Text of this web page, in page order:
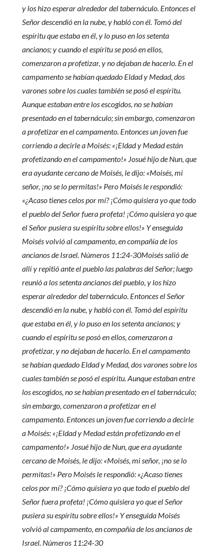
y los hizo esperar alrededor del tabernáculo. Entonces el
Señor descendió en la nube, y habló con él. Tomó del
espíritu que estaba en él, y lo puso en los setenta
ancianos; y cuando el espíritu se posó en ellos,
comenzaron a profetizar, y no dejaban de hacerlo. En el
campamento se habían quedado Eldad y Medad, dos
varones sobre los cuales también se posó el espíritu.
Aunque estaban entre los escogidos, no se habían
presentado en el tabernáculo; sin embargo, comenzaron
a profetizar en el campamento. Entonces un joven fue
corriendo a decirle a Moisés: «¡Eldad y Medad están
profetizando en el campamento!» Josué hijo de Nun, que
era ayudante cercano de Moisés, le dijo: «Moisés, mi
señor, ¡no se lo permitas!» Pero Moisés le respondió:
«¿Acaso tienes celos por mí? ¡Cómo quisiera yo que todo
el pueblo del Señor fuera profeta! ¡Cómo quisiera yo que
el Señor pusiera su espíritu sobre ellos!» Y enseguida
Moisés volvió al campamento, en compañía de los
ancianos de Israel. Números 11:24-30Moisés salió de
allí y repitió ante el pueblo las palabras del Señor; luego
reunió a los setenta ancianos del pueblo, y los hizo
esperar alrededor del tabernáculo. Entonces el Señor
descendió en la nube, y habló con él. Tomó del espíritu
que estaba en él, y lo puso en los setenta ancianos; y
cuando el espíritu se posó en ellos, comenzaron a
profetizar, y no dejaban de hacerlo. En el campamento
se habían quedado Eldad y Medad, dos varones sobre los
cuales también se posó el espíritu. Aunque estaban entre
los escogidos, no se habían presentado en el tabernáculo;
sin embargo, comenzaron a profetizar en el
campamento. Entonces un joven fue corriendo a decirle
a Moisés: «¡Eldad y Medad están profetizando en el
campamento!» Josué hijo de Nun, que era ayudante
cercano de Moisés, le dijo: «Moisés, mi señor, ¡no se lo
permitas!» Pero Moisés le respondió: «¿Acaso tienes
celos por mí? ¡Cómo quisiera yo que todo el pueblo del
Señor fuera profeta! ¡Cómo quisiera yo que el Señor
pusiera su espíritu sobre ellos!» Y enseguida Moisés
volvió al campamento, en compañía de los ancianos de
Israel. Números 11:24-30